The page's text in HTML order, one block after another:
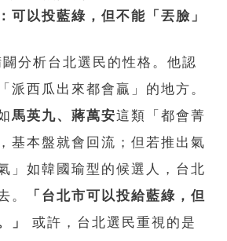
可以投藍綠，但不能「丟臉」
分析台北選民的性格。他認
派西瓜出來都會贏」的地方。
馬英九、蔣萬安這類「都會菁
基本盤就會回流；但若推出氣
」如韓國瑜型的候選人，台北
。
「台北市可以投給藍綠，但
」
或許，台北選民重視的是